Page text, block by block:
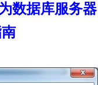
数据库服务器